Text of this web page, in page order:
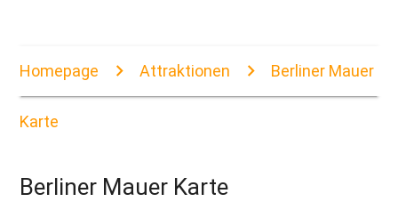
Homepage Attraktionen Berliner Mauer
Karte
Berliner Mauer Karte